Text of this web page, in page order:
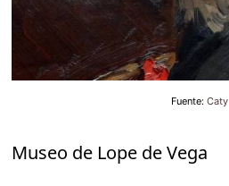
Fuente: Caty
Museo de Lope de Vega